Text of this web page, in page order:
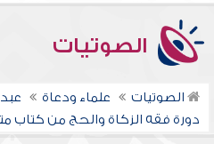
الصوتيات
الصوتيات علماء ودعاة
دورة فقه الزكاة والحج من كتاب